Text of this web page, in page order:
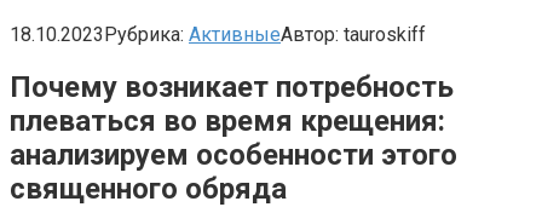
18.10.2023Рубрика: АктивныеАвтор: tauroskiff
Почему возникает потребность
плеваться во время крещения:
анализируем особенности этого
священного обряда